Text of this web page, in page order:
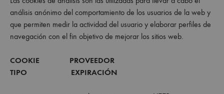
análisis anónimo del comportamiento de los usuarios de la web y
que permiten medir la actividad del usuario y elaborar perfiles de
navegación con el fin objetivo de mejorar los sitios web.
COOKIE PROVEEDOR
TIPO EXPIRACIÓN